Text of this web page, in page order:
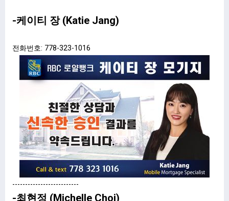
-케이티 장 (Katie Jang)
전화번호: 778-323-1016
--------------------------
-최현정 (Michelle Choi)